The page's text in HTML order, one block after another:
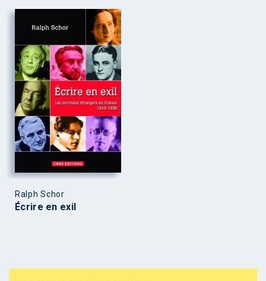
Ralph Schor
Écrire en exil